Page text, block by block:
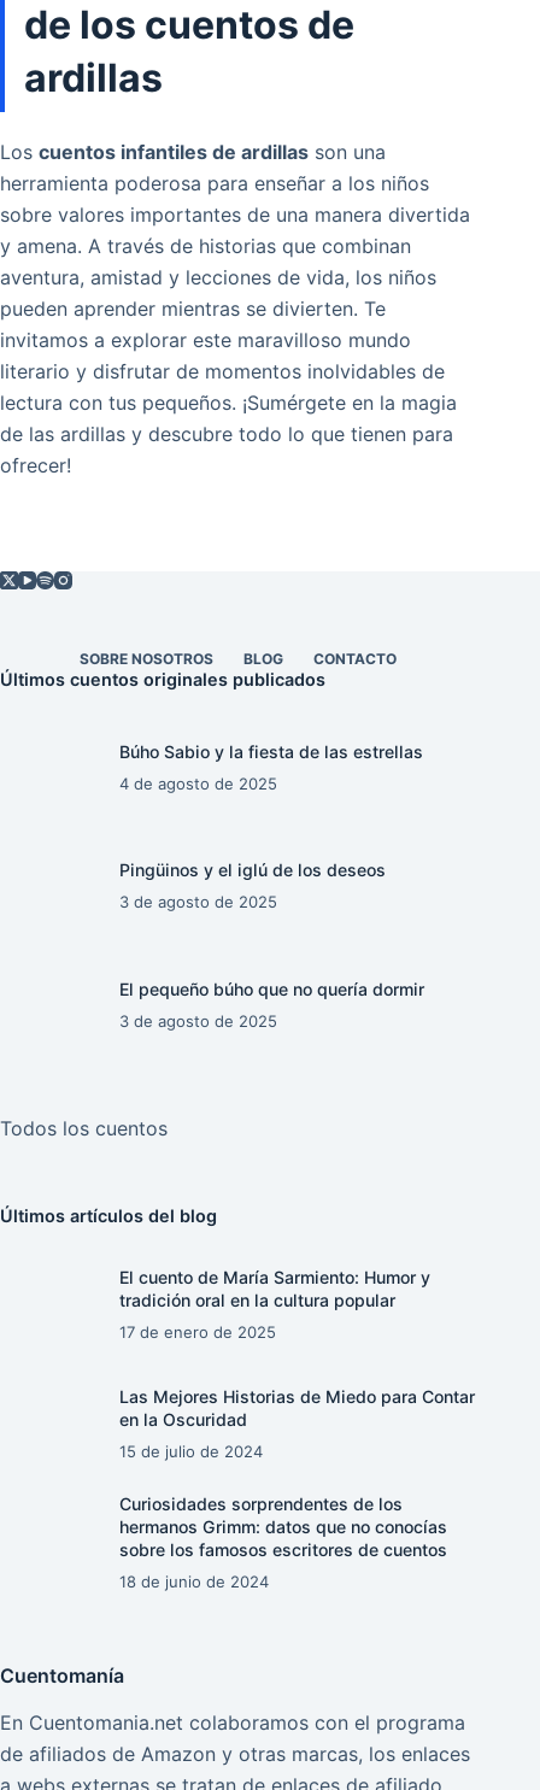
de los cuentos de
ardillas
Los cuentos infantiles de ardillas son una
herramienta poderosa para enseñar a los niños
sobre valores importantes de una manera divertida
y amena. A través de historias que combinan
aventura, amistad y lecciones de vida, los niños
pueden aprender mientras se divierten. Te
invitamos a explorar este maravilloso mundo
literario y disfrutar de momentos inolvidables de
lectura con tus pequeños. ¡Sumérgete en la magia
de las ardillas y descubre todo lo que tienen para
ofrecer!
SOBRE NOSOTROS BLOG CONTACTO
Últimos cuentos originales publicados
Búho Sabio y la fiesta de las estrellas
4 de agosto de 2025
Pingüinos y el iglú de los deseos
3 de agosto de 2025
El pequeño búho que no quería dormir
3 de agosto de 2025
Todos los cuentos
Últimos artículos del blog
El cuento de María Sarmiento: Humor y
tradición oral en la cultura popular
17 de enero de 2025
Las Mejores Historias de Miedo para Contar
en la Oscuridad
15 de julio de 2024
Curiosidades sorprendentes de los
hermanos Grimm: datos que no conocías
sobre los famosos escritores de cuentos
18 de junio de 2024
Cuentomanía
En Cuentomania.net colaboramos con el programa
de afiliados de Amazon y otras marcas, los enlaces